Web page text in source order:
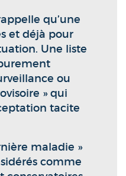
qu’une
et déjà pour
Une liste
ou
» qui
tacite
maladie »
comme